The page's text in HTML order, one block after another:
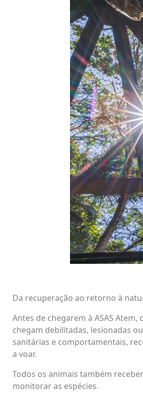
Da recuperação ao retorno à
Antes de chegarem à ASAS
chegam debilitadas, lesionadas
sanitárias e comportamentais,
a voar.
Todos os animais também
monitorar as espécies.